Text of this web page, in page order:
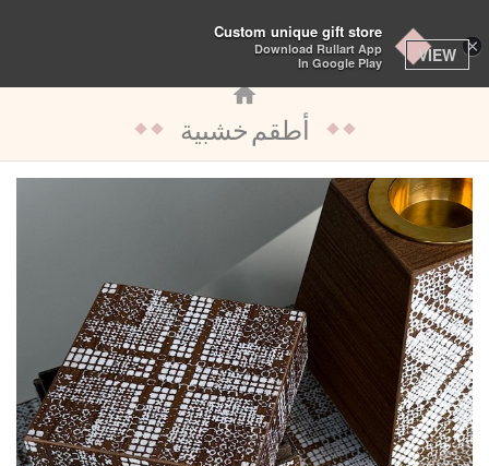
تبديل
التنقل
أطقم خشبية
×
Custom unique gift store
Download Rullart App
In Google Play
VIEW